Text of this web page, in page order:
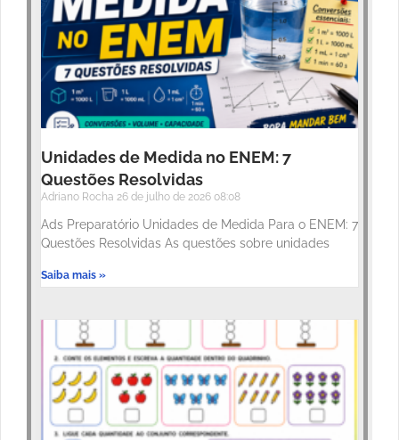
Unidades de Medida no ENEM: 7
Questões Resolvidas
Adriano Rocha 26 de julho de 2026 08:08
Ads Preparatório Unidades de Medida Para o ENEM: 7
Questões Resolvidas As questões sobre unidades
Saiba mais »